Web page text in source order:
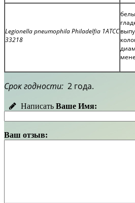
Legionella pneumophila Philadelfia 1АТСС
33218
Срок годности: 2 года.
Написать Ваше Имя:
Ваш отзыв: